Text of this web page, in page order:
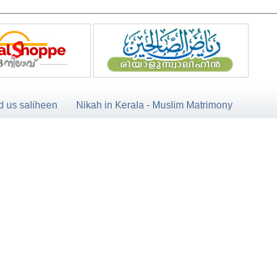
us saliheen Nikah in Kerala - Muslim Matrimony